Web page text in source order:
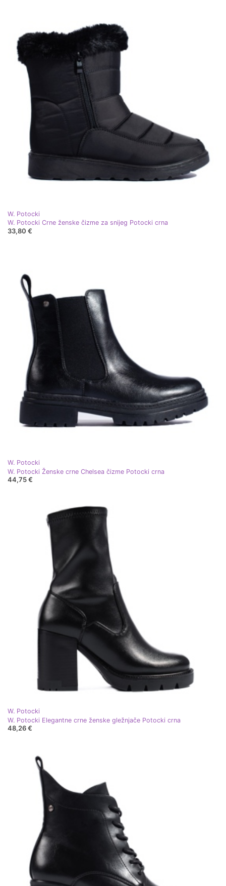
W. Potocki
W. Potocki Crne ženske čizme za snijeg Potocki crna
33,80 €
W. Potocki
W. Potocki Ženske crne Chelsea čizme Potocki crna
44,75 €
W. Potocki
W. Potocki Elegantne crne ženske gležnjače Potocki crna
48,26 €